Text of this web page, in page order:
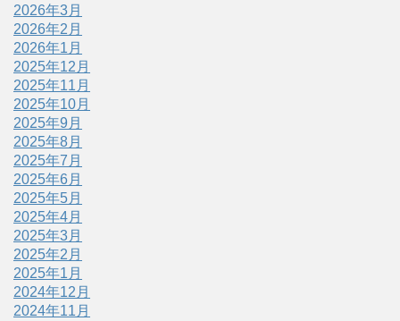
2026年3月
2026年2月
2026年1月
2025年12月
2025年11月
2025年10月
2025年9月
2025年8月
2025年7月
2025年6月
2025年5月
2025年4月
2025年3月
2025年2月
2025年1月
2024年12月
2024年11月